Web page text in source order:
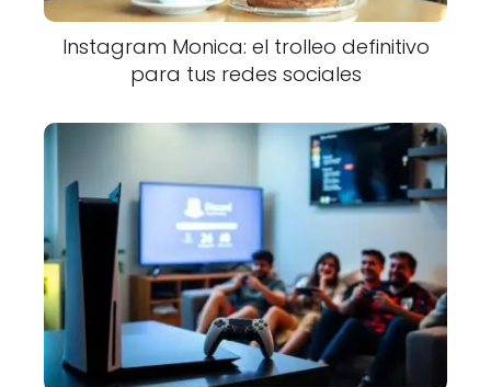
Instagram Monica: el trolleo definitivo
para tus redes sociales